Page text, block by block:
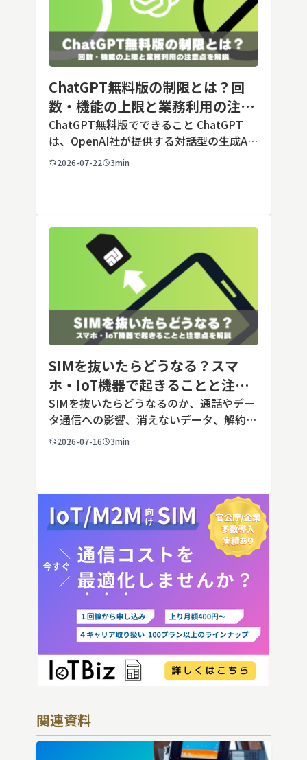
ChatGPT無料版の制限とは？回
数・機能の上限と業務利用の注意
点を解説【2026年最新】
ChatGPT無料版でできること ChatGPT
は、OpenAI社が提供する対話型の生成AI
サービスです。アカウントを登録すれば無
2026-07-22 3min
SIMを抜いたらどうなる？スマ
ホ・IoT機器で起きることと注意
点を解説
SIMを抜いたらどうなるのか、通話やデー
タ通信への影響、消えないデータ、解約や
端末譲渡時の注意点を整理。さらに法人・
2026-07-16 3min
関連資料